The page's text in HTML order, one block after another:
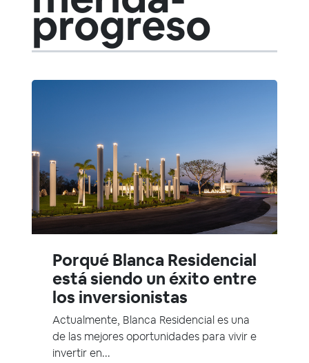
progreso
Porqué Blanca Residencial
está siendo un éxito entre
los inversionistas
Actualmente, Blanca Residencial es una
de las mejores oportunidades para vivir e
invertir en...